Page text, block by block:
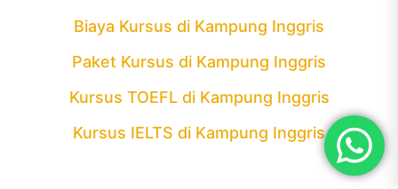
Biaya Kursus di Kampung Inggris
Paket Kursus di Kampung Inggris
Kursus TOEFL di Kampung Inggris
Kursus IELTS di Kampung Inggris